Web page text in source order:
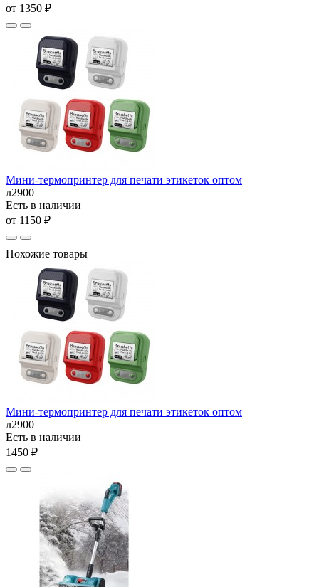
от 1350 ₽
Мини-термопринтер для печати этикеток оптом
л2900
Есть в наличии
от 1150 ₽
Похожие товары
Мини-термопринтер для печати этикеток оптом
л2900
Есть в наличии
1450 ₽